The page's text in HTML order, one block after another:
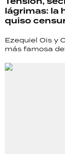
lágrimas: la
quiso
Ezequiel Ois y
más famosa